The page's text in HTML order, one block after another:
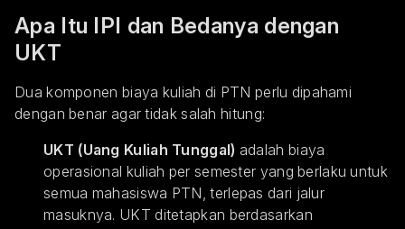
Apa Itu IPI dan Bedanya dengan
UKT
Dua komponen biaya kuliah di PTN perlu dipahami
dengan benar agar tidak salah hitung:
UKT (Uang Kuliah Tunggal) adalah biaya
operasional kuliah per semester yang berlaku untuk
semua mahasiswa PTN, terlepas dari jalur
masuknya. UKT ditetapkan berdasarkan